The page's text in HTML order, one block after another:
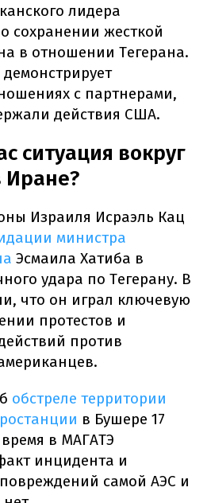
лидера
сохранении жесткой
в отношении Тегерана.
с партнерами,
действия США.
ситуация вокруг
Иране?
Израиля Исраэль Кац
министра
Эсмаила Хатиба в
удара по Тегерану. В
что он играл ключевую
протестов и
против
обстреле территории
в Бушере 17
в МАГАТЭ
инцидента и
самой АЭС и